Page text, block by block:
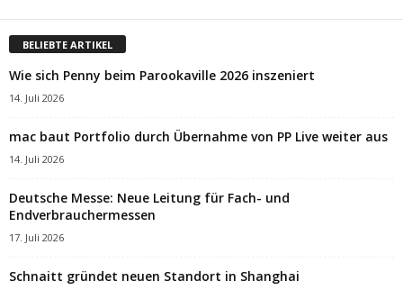
BELIEBTE ARTIKEL
Wie sich Penny beim Parookaville 2026 inszeniert
14. Juli 2026
mac baut Portfolio durch Übernahme von PP Live weiter aus
14. Juli 2026
Deutsche Messe: Neue Leitung für Fach- und
Endverbrauchermessen
17. Juli 2026
Schnaitt gründet neuen Standort in Shanghai